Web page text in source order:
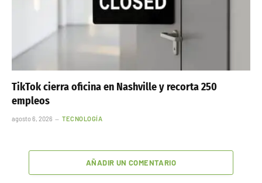
TikTok cierra oficina en Nashville y recorta 250
empleos
agosto 6, 2026 TECNOLOGÍA
AÑADIR UN COMENTARIO